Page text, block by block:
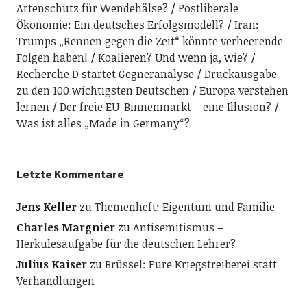
Artenschutz für Wendehälse?
Postliberale
Ökonomie: Ein deutsches Erfolgsmodell?
Iran:
Trumps „Rennen gegen die Zeit“ könnte verheerende
Folgen haben!
Koalieren? Und wenn ja, wie?
Recherche D startet Gegneranalyse
Druckausgabe
zu den 100 wichtigsten Deutschen
Europa verstehen
lernen
Der freie EU-Binnenmarkt – eine Illusion?
Was ist alles „Made in Germany“?
Letzte Kommentare
Jens KellerzuThemenheft: Eigentum und Familie
Charles MargnierzuAntisemitismus –
Herkulesaufgabe für die deutschen Lehrer?
Julius KaiserzuBrüssel: Pure Kriegstreiberei statt
Verhandlungen